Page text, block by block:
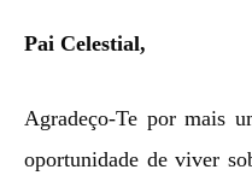
Pai Celestial,
Agradeço-Te por mais
oportunidade de viver